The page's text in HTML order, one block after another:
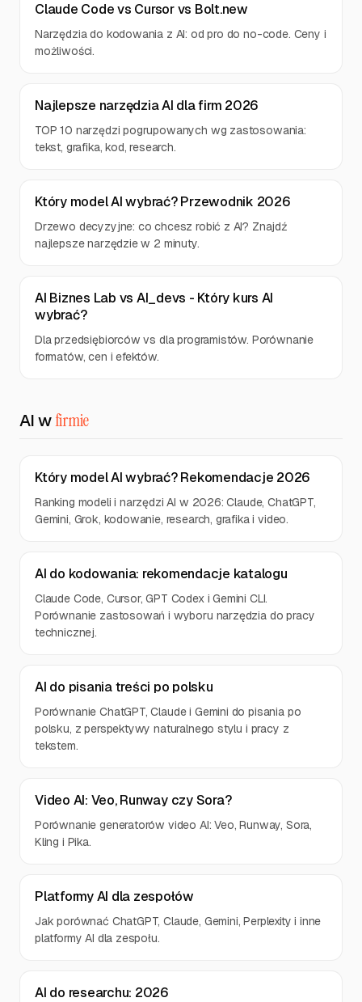
Claude Code vs Cursor vs Bolt.new
Narzędzia do kodowania z AI: od pro do no-code. Ceny i
możliwości.
Najlepsze narzędzia AI dla firm 2026
TOP 10 narzędzi pogrupowanych wg zastosowania:
tekst, grafika, kod, research.
Który model AI wybrać? Przewodnik 2026
Drzewo decyzyjne: co chcesz robić z AI? Znajdź
najlepsze narzędzie w 2 minuty.
AI Biznes Lab vs AI_devs - Który kurs AI
wybrać?
Dla przedsiębiorców vs dla programistów. Porównanie
formatów, cen i efektów.
AI wfirmie
Który model AI wybrać? Rekomendacje 2026
Ranking modeli i narzędzi AI w 2026: Claude, ChatGPT,
Gemini, Grok, kodowanie, research, grafika i video.
AI do kodowania: rekomendacje katalogu
Claude Code, Cursor, GPT Codex i Gemini CLI.
Porównanie zastosowań i wyboru narzędzia do pracy
technicznej.
AI do pisania treści po polsku
Porównanie ChatGPT, Claude i Gemini do pisania po
polsku, z perspektywy naturalnego stylu i pracy z
tekstem.
Video AI: Veo, Runway czy Sora?
Porównanie generatorów video AI: Veo, Runway, Sora,
Kling i Pika.
Platformy AI dla zespołów
Jak porównać ChatGPT, Claude, Gemini, Perplexity i inne
platformy AI dla zespołu.
AI do researchu: 2026